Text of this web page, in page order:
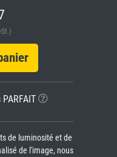
PARFAIT
de luminosité et de
de l'image, nous